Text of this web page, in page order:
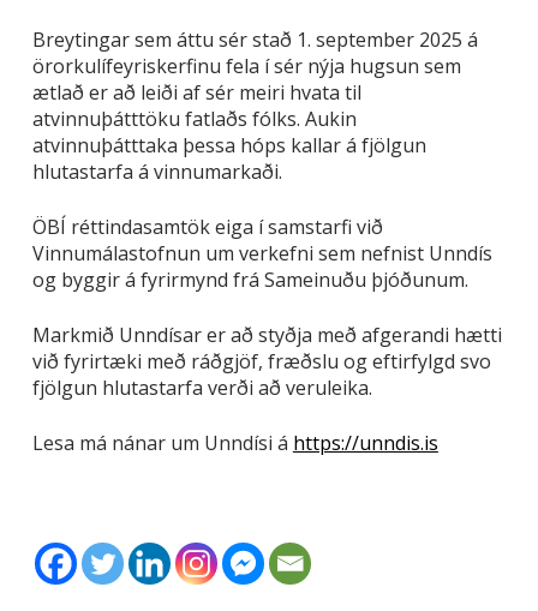
Breytingar sem áttu sér stað 1. september 2025 á
örorkulífeyriskerfinu fela í sér nýja hugsun sem
ætlað er að leiði af sér meiri hvata til
atvinnuþátttöku fatlaðs fólks. Aukin
atvinnuþátttaka þessa hóps kallar á fjölgun
hlutastarfa á vinnumarkaði.
ÖBÍ réttindasamtök eiga í samstarfi við
Vinnumálastofnun um verkefni sem nefnist Unndís
og byggir á fyrirmynd frá Sameinuðu þjóðunum.
Markmið Unndísar er að styðja með afgerandi hætti
við fyrirtæki með ráðgjöf, fræðslu og eftirfylgd svo
fjölgun hlutastarfa verði að veruleika.
Lesa má nánar um Unndísi á https://unndis.is